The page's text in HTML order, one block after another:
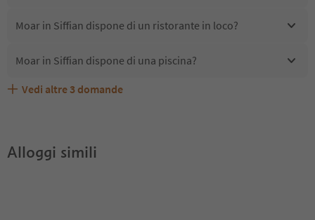
Moar in Siffian dispone di un ristorante in loco?
Moar in Siffian dispone di una piscina?
Moar in Siffian accetta animali domestici?
Quali servizi/attività sono disponibili presso Moar in
Gli ospiti di Moar in Siffian ricevono l'Alto Adige Guest
Vedi altre 3 domande
Alloggi simili